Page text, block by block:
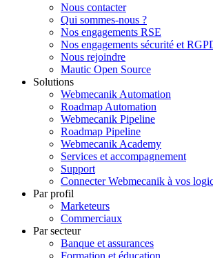
Nous contacter
Qui sommes-nous ?
Nos engagements RSE
Nos engagements sécurité et
Nous rejoindre
Mautic Open Source
Solutions
Webmecanik Automation
Roadmap Automation
Webmecanik Pipeline
Roadmap Pipeline
Webmecanik Academy
Services et accompagnement
Support
Connecter Webmecanik à vos
Par profil
Marketeurs
Commerciaux
Par secteur
Banque et assurances
Formation et éducation